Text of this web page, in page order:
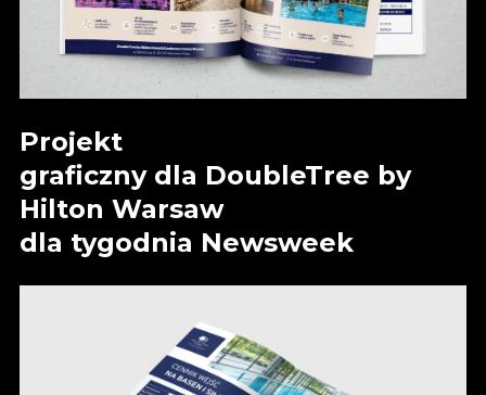
Projekt
graficzny dla DoubleTree by
Hilton Warsaw
dla tygodnia Newsweek